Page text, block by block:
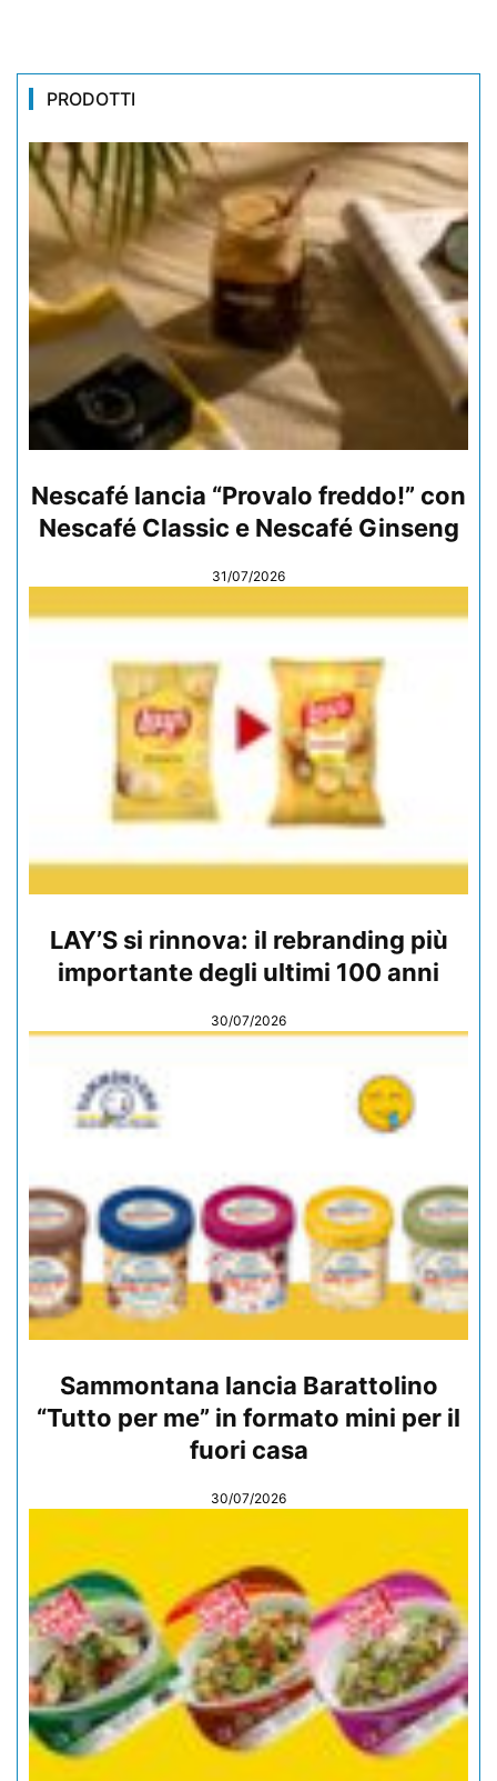
PRODOTTI
Nescafé lancia “Provalo freddo!” con
Nescafé Classic e Nescafé Ginseng
31/07/2026
LAY’S si rinnova: il rebranding più
importante degli ultimi 100 anni
30/07/2026
Sammontana lancia Barattolino
“Tutto per me” in formato mini per il
fuori casa
30/07/2026